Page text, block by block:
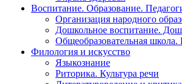
Воспитание. Образование.
Организация народного
Дошкольное воспитание.
Общеобразовательная школа.
Филология и искусство
Языкознание
Риторика. Культура речи